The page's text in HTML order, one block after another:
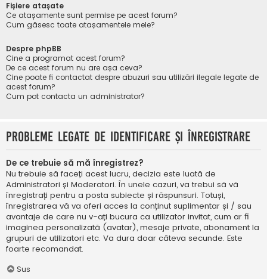
Fișiere atașate
Ce atașamente sunt permise pe acest forum?
Cum găsesc toate atașamentele mele?
Despre phpBB
Cine a programat acest forum?
De ce acest forum nu are așa ceva?
Cine poate fi contactat despre abuzuri sau utilizări ilegale legate de
acest forum?
Cum pot contacta un administrator?
Probleme legate de identificare și înregistrare
De ce trebuie să mă înregistrez?
Nu trebuie să faceți acest lucru, decizia este luată de
Administratori și Moderatori. În unele cazuri, va trebui să vă
înregistrați pentru a posta subiecte și răspunsuri. Totuși,
înregistrarea vă va oferi acces la conținut suplimentar și / sau
avantaje de care nu v-ați bucura ca utilizator invitat, cum ar fi
imaginea personalizată (avatar), mesaje private, abonament la
grupuri de utilizatori etc. Va dura doar câteva secunde. Este
foarte recomandat.
Sus